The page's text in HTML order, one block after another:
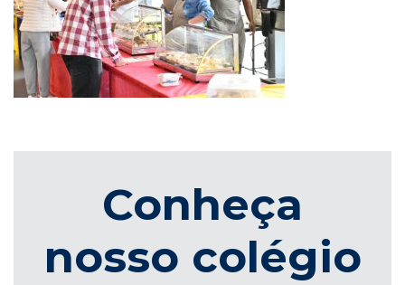
Conheça
nosso colégio